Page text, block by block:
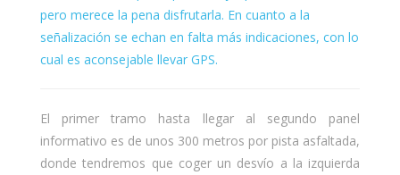
pero merece la pena disfrutarla. En cuanto a la
señalización se echan en falta más indicaciones, con lo
cual es aconsejable llevar GPS.
El primer tramo hasta llegar al segundo panel
informativo es de unos 300 metros por pista asfaltada,
donde tendremos que coger un desvío a la izquierda